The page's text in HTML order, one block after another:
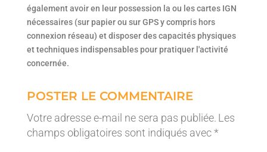
également avoir en leur possession la ou les cartes IGN
nécessaires (sur papier ou sur GPS y compris hors
connexion réseau) et disposer des capacités physiques
et techniques indispensables pour pratiquer l'activité
concernée.
POSTER LE COMMENTAIRE
Votre adresse e-mail ne sera pas publiée. Les
champs obligatoires sont indiqués avec*